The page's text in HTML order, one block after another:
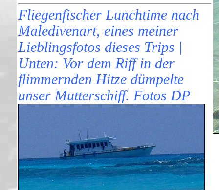
Fliegenfischer Lunchtime nach
Maledivenart, eines meiner
Lieblingsfotos dieses Trips |
Unten: Vor dem Riff in der
flimmernden Hitze dümpelte
unser Mutterschiff. Fotos DP